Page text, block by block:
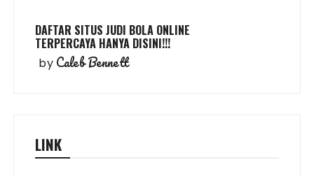
DAFTAR SITUS JUDI BOLA ONLINE
TERPERCAYA HANYA DISINI!!!
by Caleb Bennett
LINK